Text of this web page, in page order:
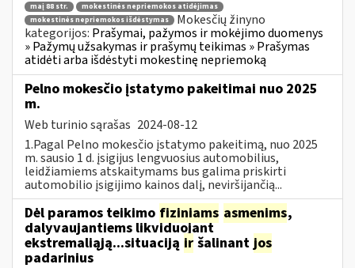
maį 88 str.
mokestinės nepriemokos atidėjimas
mokestinės nepriemokos išdėstymas
Mokesčių žinyno
kategorijos: Prašymai, pažymos ir mokėjimo duomenys
» Pažymų užsakymas ir prašymų teikimas » Prašymas
atidėti arba išdėstyti mokestinę nepriemoką
Pelno mokesčio įstatymo pakeitimai nuo 2025
m.
Web turinio sąrašas 2024-08-12
1.Pagal Pelno mokesčio įstatymo pakeitimą, nuo 2025
m. sausio 1 d. įsigijus lengvuosius automobilius,
leidžiamiems atskaitymams bus galima priskirti
automobilio įsigijimo kainos dalį, neviršijančią...
Dėl paramos teikimo fiziniams asmenims,
dalyvaujantiems likviduojant
ekstremaliąją...situaciją ir šalinant jos
padarinius